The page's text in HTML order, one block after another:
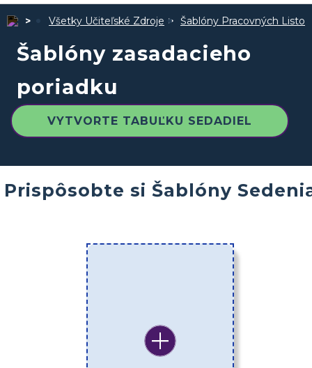
Všetky Učiteľské Zdroje Šablóny Pracovných Listov
Šablóny zasadacieho
poriadku
VYTVORTE TABUĽKU SEDADIEL
Prispôsobte si Šablóny